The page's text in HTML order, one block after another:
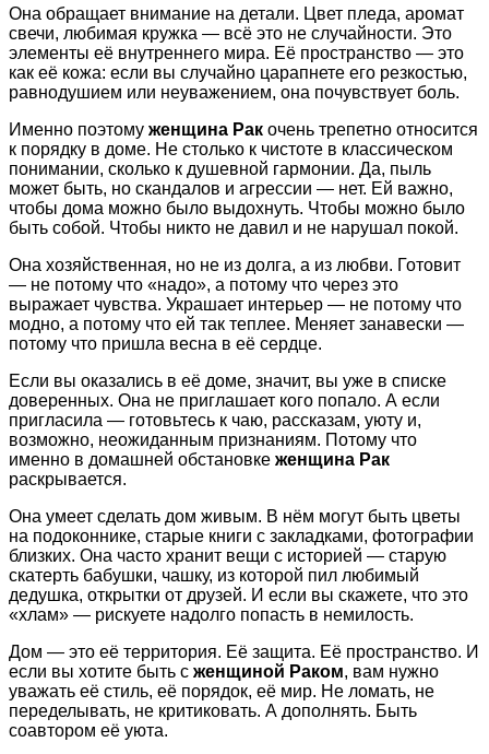
Она обращает внимание на детали. Цвет пледа, аромат
свечи, любимая кружка — всё это не случайности. Это
элементы её внутреннего мира. Её пространство — это
как её кожа: если вы случайно царапнете его резкостью,
равнодушием или неуважением, она почувствует боль.
Именно поэтому женщина Рак очень трепетно относится
к порядку в доме. Не столько к чистоте в классическом
понимании, сколько к душевной гармонии. Да, пыль
может быть, но скандалов и агрессии — нет. Ей важно,
чтобы дома можно было выдохнуть. Чтобы можно было
быть собой. Чтобы никто не давил и не нарушал покой.
Она хозяйственная, но не из долга, а из любви. Готовит
— не потому что «надо», а потому что через это
выражает чувства. Украшает интерьер — не потому что
модно, а потому что ей так теплее. Меняет занавески —
потому что пришла весна в её сердце.
Если вы оказались в её доме, значит, вы уже в списке
доверенных. Она не приглашает кого попало. А если
пригласила — готовьтесь к чаю, рассказам, уюту и,
возможно, неожиданным признаниям. Потому что
именно в домашней обстановке женщина Рак
раскрывается.
Она умеет сделать дом живым. В нём могут быть цветы
на подоконнике, старые книги с закладками, фотографии
близких. Она часто хранит вещи с историей — старую
скатерть бабушки, чашку, из которой пил любимый
дедушка, открытки от друзей. И если вы скажете, что это
«хлам» — рискуете надолго попасть в немилость.
Дом — это её территория. Её защита. Её пространство. И
если вы хотите быть с женщиной Раком, вам нужно
уважать её стиль, её порядок, её мир. Не ломать, не
переделывать, не критиковать. А дополнять. Быть
соавтором её уюта.